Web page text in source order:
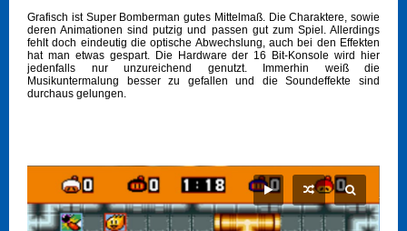
Grafisch ist Super Bomberman gutes Mittelmaß. Die Charaktere, sowie
deren Animationen sind putzig und passen gut zum Spiel. Allerdings
fehlt doch eindeutig die optische Abwechslung, auch bei den Effekten
hat man etwas gespart. Die Hardware der 16 Bit-Konsole wird hier
jedenfalls nur unzureichend genutzt. Immerhin weiß die
Musikuntermalung besser zu gefallen und die Soundeffekte sind
durchaus gelungen.